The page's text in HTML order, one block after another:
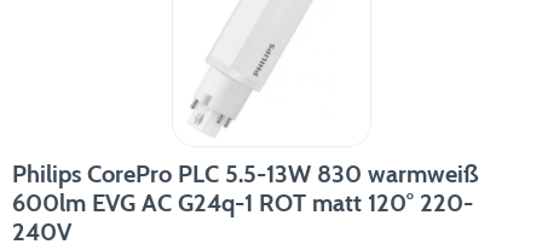
Philips CorePro PLC 5.5-13W 830 warmweiß
600lm EVG AC G24q-1 ROT matt 120° 220-
240V